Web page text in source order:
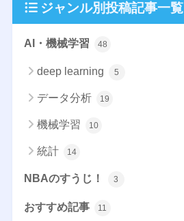
ジャンル別投稿記事一覧
AI・機械学習 48
deep learning 5
データ分析 19
機械学習 10
統計 14
NBAのすうじ！ 3
おすすめ記事 11